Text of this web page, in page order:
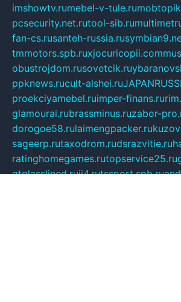
imshowtv.rumebel-v-tule.ru
pcsecurity.net.rutool-sib.ru
fan-cs.rusanteh-russia.ru
tmmotors.spb.ruxjocuricopii.com
obustrojdom.rusovetcik.ru
ppknews.rucult-alshei.ru
proekciyamebel.ruimper-finans.ru
glamourai.rubrassminus.ruzabor-
dorogoe58.rulaimengpacker.ru
sageerp.rutaxodrom.rudsrazvitie.ru
ratinghomegames.rutopservice25.ru
gtglasslined.ruii4.rutssport.spb.ru